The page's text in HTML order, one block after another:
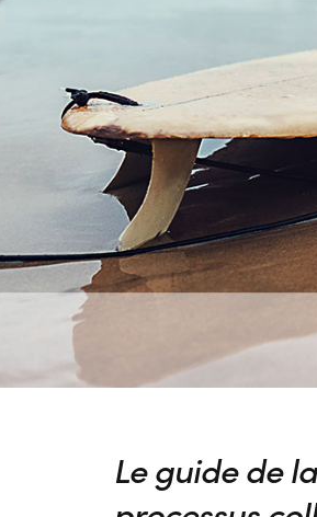
Le guide de